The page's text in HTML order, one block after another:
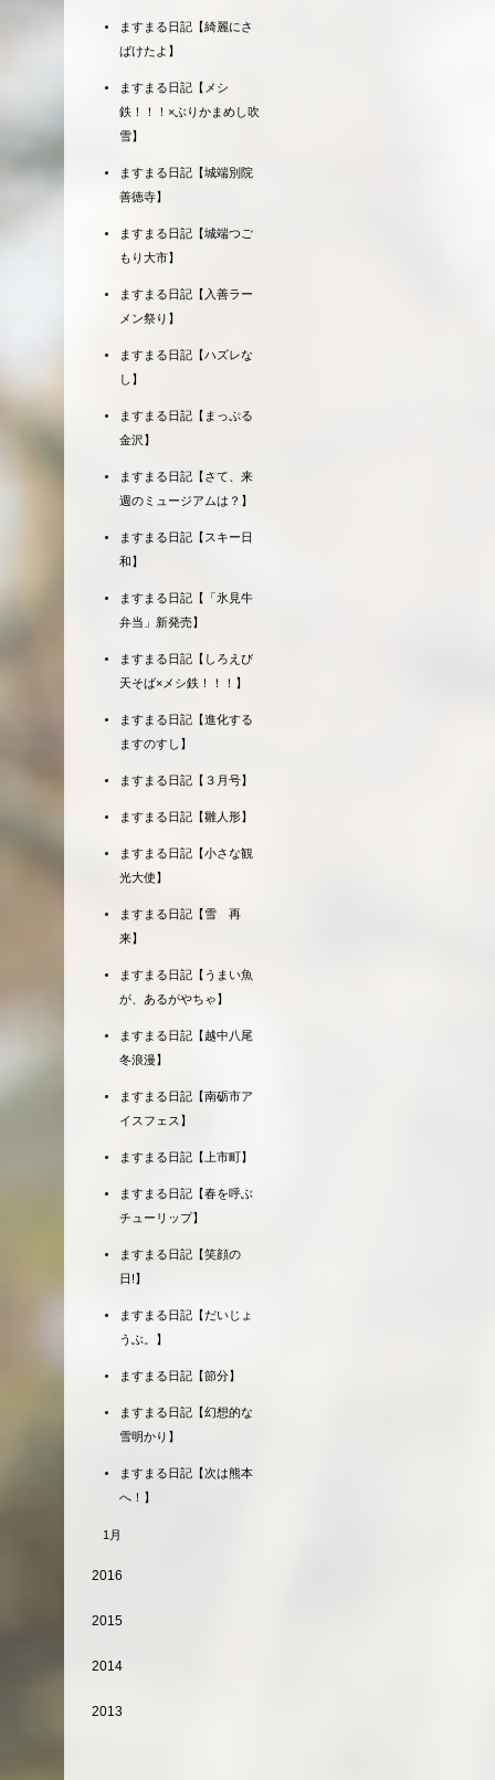
ますまる日記【綺麗にさ
ばけたよ】
ますまる日記【メシ
鉄！！！×ぶりかまめし吹
雪】
ますまる日記【城端別院
善徳寺】
ますまる日記【城端つご
もり大市】
ますまる日記【入善ラー
メン祭り】
ますまる日記【ハズレな
し】
ますまる日記【まっぷる
金沢】
ますまる日記【さて、来
週のミュージアムは？】
ますまる日記【スキー日
和】
ますまる日記【「氷見牛
弁当」新発売】
ますまる日記【しろえび
天そば×メシ鉄！！！】
ますまる日記【進化する
ますのすし】
ますまる日記【３月号】
ますまる日記【雛人形】
ますまる日記【小さな観
光大使】
ますまる日記【雪 再
来】
ますまる日記【うまい魚
が、あるがやちゃ】
ますまる日記【越中八尾
冬浪漫】
ますまる日記【南砺市ア
イスフェス】
ますまる日記【上市町】
ますまる日記【春を呼ぶ
チューリップ】
ますまる日記【笑顔の
日!】
ますまる日記【だいじょ
うぶ。】
ますまる日記【節分】
ますまる日記【幻想的な
雪明かり】
ますまる日記【次は熊本
へ！】
1月
2016
2015
2014
2013